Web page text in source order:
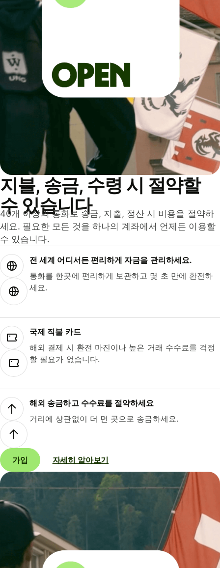
지불, 송금, 수령 시 절약할
수 있습니다
40개 이상의 통화로 송금, 지출, 정산 시 비용을 절약하
세요. 필요한 모든 것을 하나의 계좌에서 언제든 이용할
수 있습니다.
전 세계 어디서든 편리하게 자금을 관리하세요.
통화를 한곳에 편리하게 보관하고 몇 초 만에 환전하
세요.
국제 직불 카드
해외 결제 시 환전 마진이나 높은 거래 수수료를 걱정
할 필요가 없습니다.
해외 송금하고 수수료를 절약하세요
거리에 상관없이 더 먼 곳으로 송금하세요.
가입 자세히 알아보기